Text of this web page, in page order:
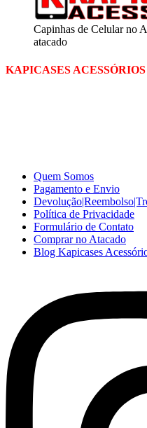
Capinhas de Celular no
atacado
KAPICASES ACESSÓRIOS
Quem Somos
Pagamento e Envio
Política de Privacidade
Formulário de Contato
Comprar no Atacado
Blog Kapicases